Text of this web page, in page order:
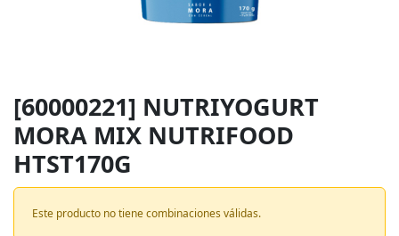
[60000221] NUTRIYOGURT
MORA MIX NUTRIFOOD
HTST170G
Este producto no tiene combinaciones válidas.